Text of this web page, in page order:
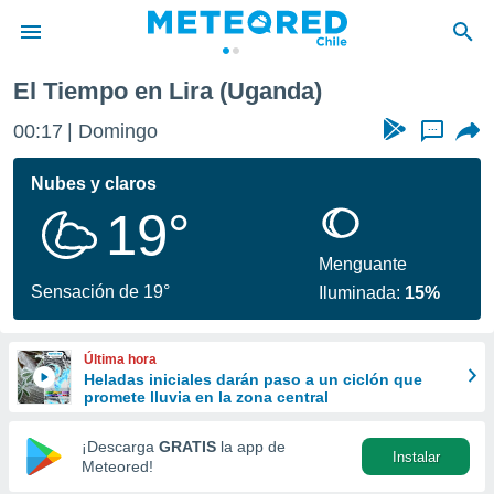
de
por
se
calidad.
a este
las
y
forma
digital
basada
El Tiempo en Lira (Uganda)
00:17 Domingo ...
Nubes y claros
19°
Sensación de 19°
Menguante
Iluminada: 15%
Última hora
Heladas iniciales darán paso a un ciclón que
promete lluvia en la zona central
¡Descarga GRATIS la app de
Meteored!
Instalar